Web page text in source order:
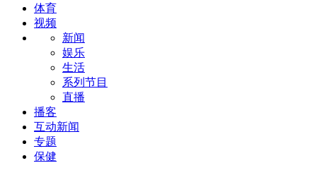
体育
视频
新闻
娱乐
生活
系列节目
直播
播客
互动新闻
专题
保健